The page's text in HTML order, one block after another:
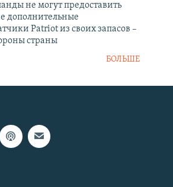
не могут предоставить
дополнительные
Patriot из своих запасов –
страны
БОЛЬШЕ